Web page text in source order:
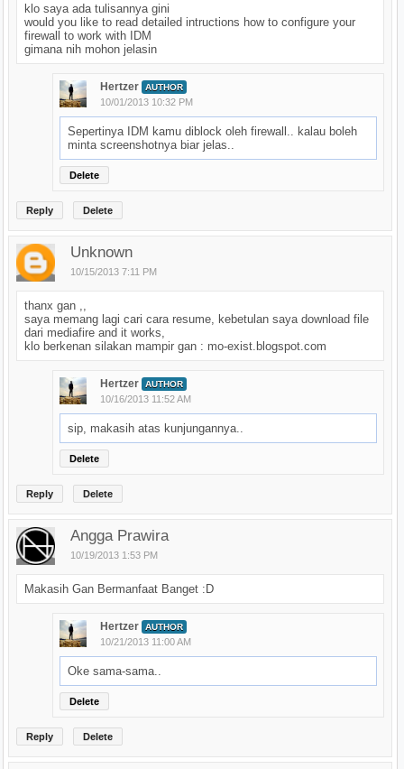
klo saya ada tulisannya gini
would you like to read detailed intructions how to configure your
firewall to work with IDM
gimana nih mohon jelasin
Hertzer AUTHOR
10/01/2013 10:32 PM
Sepertinya IDM kamu diblock oleh firewall.. kalau boleh
minta screenshotnya biar jelas..
Delete
Reply Delete
Unknown
10/15/2013 7:11 PM
thanx gan ,,
saya memang lagi cari cara resume, kebetulan saya download file
dari mediafire and it works,
klo berkenan silakan mampir gan : mo-exist.blogspot.com
Hertzer AUTHOR
10/16/2013 11:52 AM
sip, makasih atas kunjungannya..
Delete
Reply Delete
Angga Prawira
10/19/2013 1:53 PM
Makasih Gan Bermanfaat Banget :D
Hertzer AUTHOR
10/21/2013 11:00 AM
Oke sama-sama..
Delete
Reply Delete